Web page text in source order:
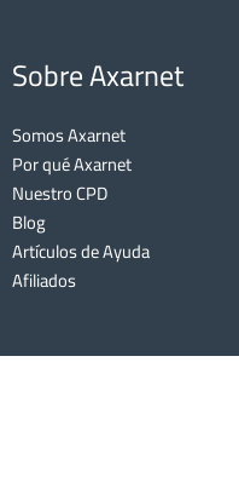
Sobre Axarnet
Somos Axarnet
Por qué Axarnet
Nuestro CPD
Blog
Artículos de Ayuda
Afiliados